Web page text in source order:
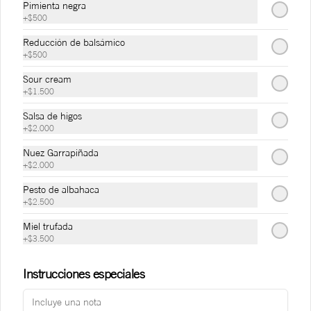
Conócenos
Zona de Delivery
Términos y condiciones
Política de privacidad
Redes sociales
Instagram
Facebook
Mi cuenta
Pimienta negra
+$500
Reducción de balsámico
+$500
Sour cream
+$1.500
Salsa de higos
+$2.000
Nuez Garrapiñada
+$2.000
Pesto de albahaca
+$2.500
Miel trufada
+$3.500
Instrucciones especiales